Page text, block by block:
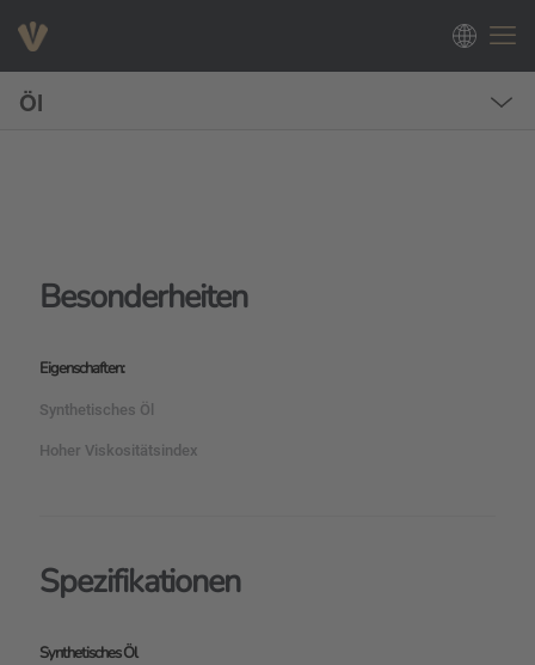
Öl
Besonderheiten
Eigenschaften:
Synthetisches Öl
Hoher Viskositätsindex
Spezifikationen
Synthetisches Öl